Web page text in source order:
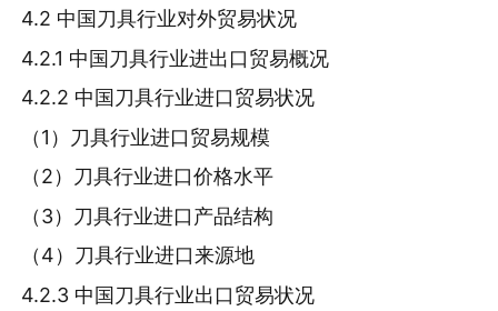
4.2 中国刀具行业对外贸易状况
4.2.1 中国刀具行业进出口贸易概况
4.2.2 中国刀具行业进口贸易状况
（1）刀具行业进口贸易规模
（2）刀具行业进口价格水平
（3）刀具行业进口产品结构
（4）刀具行业进口来源地
4.2.3 中国刀具行业出口贸易状况